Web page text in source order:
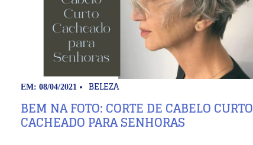
EM: 08/04/2021 BELEZA
BEM NA FOTO: CORTE DE CABELO CURTO
CACHEADO PARA SENHORAS